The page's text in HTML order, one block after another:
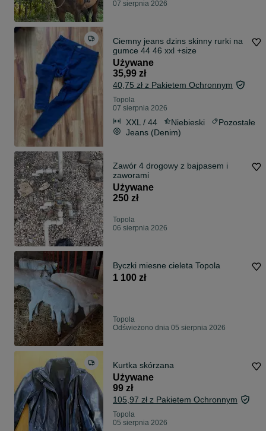
07 sierpnia 2026
Ciemny jeans dzins skinny rurki na
gumce 44 46 xxl +size
Używane
35,99 zł
40,75 zł z Pakietem Ochronnym
Topola
07 sierpnia 2026
XXL / 44 Niebieski
Pozostałe
Jeans (Denim)
Zawór 4 drogowy z bajpasem i
zaworami
Używane
250 zł
Topola
06 sierpnia 2026
Byczki miesne cieleta Topola
1 100 zł
Topola
Odświeżono dnia 05 sierpnia 2026
Kurtka skórzana
Używane
99 zł
105,97 zł z Pakietem Ochronnym
Topola
05 sierpnia 2026